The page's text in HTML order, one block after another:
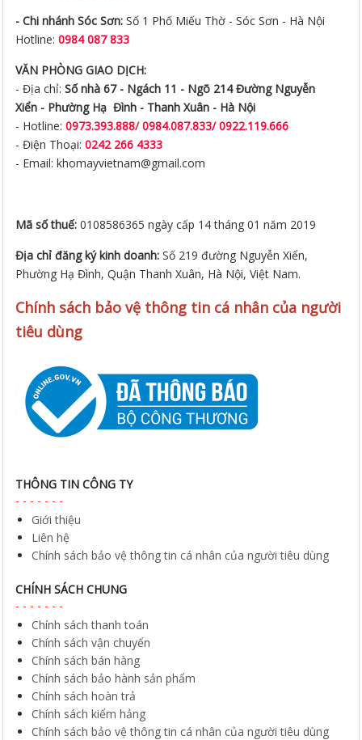
- Chi nhánh Sóc Sơn: Số 1 Phố Miếu Thờ - Sóc Sơn - Hà Nội
Hotline:0984 087 833
VĂN PHÒNG GIAO DỊCH:
- Địa chỉ:Số nhà 67 - Ngách 11 - Ngõ 214 Đường Nguyễn
Xiển - Phường Hạ Đình - Thanh Xuân - Hà Nội
- Hotline:0973.393.888/ 0984.087.833/ 0922.119.666
- Điện Thoại:0242 266 4333
- Email: khomayvietnam@gmail.com
Mã số thuế:0108586365 ngày cấp 14 tháng 01 năm 2019
Địa chỉ đăng ký kinh doanh:Số 219 đường Nguyễn Xiển,
Phường Hạ Đình, Quận Thanh Xuân, Hà Nội, Việt Nam.
Chính sách bảo vệ thông tin cá nhân của người
tiêu dùng
THÔNG TIN CÔNG TY
Giới thiệu
Liên hệ
Chính sách bảo vệ thông tin cá nhân của người tiêu dùng
CHÍNH SÁCH CHUNG
Chính sách thanh toán
Chính sách vận chuyển
Chính sách bán hàng
Chính sách bảo hành sản phẩm
Chính sách hoàn trả
Chính sách kiểm hảng
Chính sách bảo vệ thông tin cá nhân của người tiêu dùng